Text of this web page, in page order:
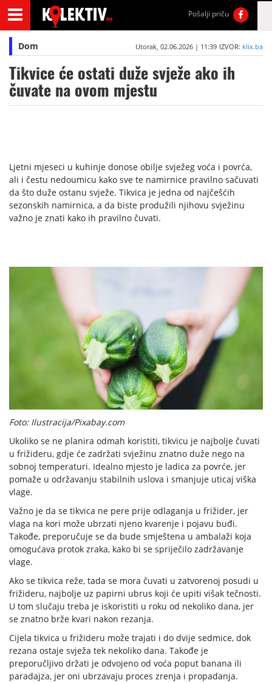
Pošalji priču
Dom Utorak, 02.06.2026 | 11:39 IZVOR: klix.ba
Tikvice će ostati duže svježe ako ih
čuvate na ovom mjestu
Ljetni mjeseci u kuhinje donose obilje svježeg voća i povrća,
ali i čestu nedoumicu kako sve te namirnice pravilno sačuvati
da što duže ostanu svježe. Tikvica je jedna od najčešćih
sezonskih namirnica, a da biste produžili njihovu svježinu
važno je znati kako ih pravilno čuvati.
Foto: Ilustracija/Pixabay.com
Ukoliko se ne planira odmah koristiti, tikvicu je najbolje čuvati
u frižideru, gdje će zadržati svježinu znatno duže nego na
sobnoj temperaturi. Idealno mjesto je ladica za povrće, jer
pomaže u održavanju stabilnih uslova i smanjuje uticaj viška
vlage.
Važno je da se tikvica ne pere prije odlaganja u frižider, jer
vlaga na kori može ubrzati njeno kvarenje i pojavu buđi.
Takođe, preporučuje se da bude smještena u ambalaži koja
omogućava protok zraka, kako bi se spriječilo zadržavanje
vlage.
Ako se tikvica reže, tada se mora čuvati u zatvorenoj posudi u
frižideru, najbolje uz papirni ubrus koji će upiti višak tečnosti.
U tom slučaju treba je iskoristiti u roku od nekoliko dana, jer
se znatno brže kvari nakon rezanja.
Cijela tikvica u frižideru može trajati i do dvije sedmice, dok
rezana ostaje svježa tek nekoliko dana. Takođe je
preporučljivo držati je odvojeno od voća poput banana ili
paradajza, jer oni ubrzavaju proces zrenja i propadanja.